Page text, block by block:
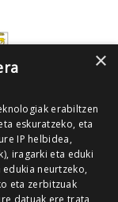
×
erabiltzen
eskuratzeko, eta
IP helbidea,
iragarki eta eduki
neurtzeko,
eta zerbitzuak
datuak ere trata